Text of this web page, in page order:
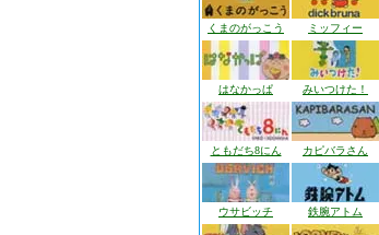
くまのがっこう ミッフィー
はなかっぱ みいつけた！
ともだち8にん カピバラさん
ウサビッチ 鉄腕アトム